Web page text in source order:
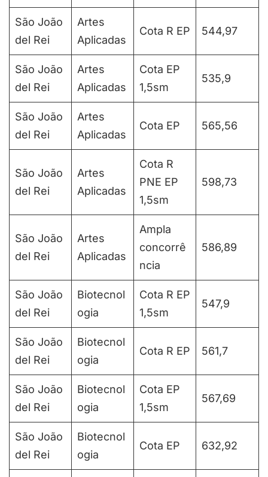
São João
del Rei
Artes
Aplicadas
Cota R EP 544,97
São João
del Rei
Artes
Aplicadas
Cota EP
1,5sm
535,9
São João
del Rei
Artes
Aplicadas
Cota EP 565,56
São João
del Rei
Artes
Aplicadas
Cota R
PNE EP
1,5sm
598,73
São João
del Rei
Artes
Aplicadas
Ampla
concorrê
ncia
586,89
São João
del Rei
Biotecnol
ogia
Cota R EP
1,5sm
547,9
São João
del Rei
Biotecnol
ogia
Cota R EP 561,7
São João
del Rei
Biotecnol
ogia
Cota EP
1,5sm
567,69
São João
del Rei
Biotecnol
ogia
Cota EP 632,92